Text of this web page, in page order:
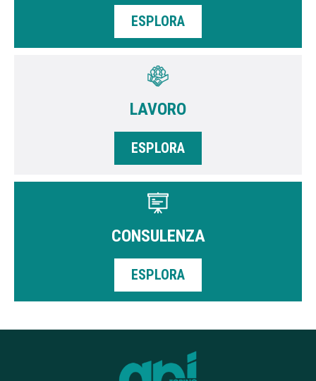
ESPLORA
LAVORO
ESPLORA
CONSULENZA
ESPLORA